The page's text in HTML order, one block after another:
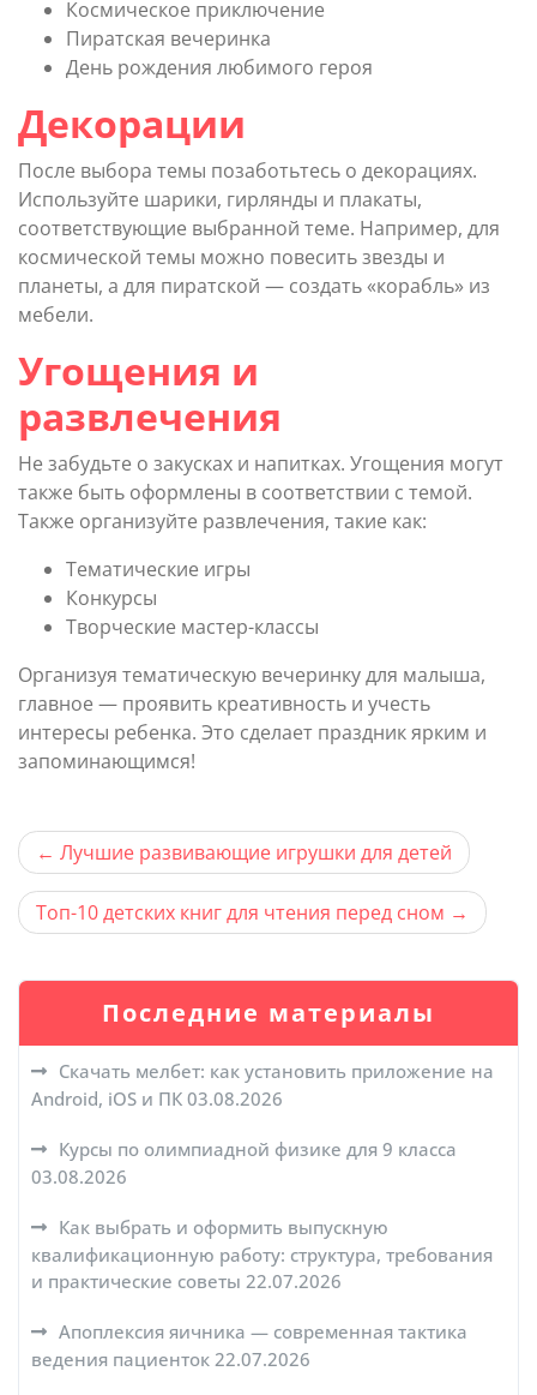
Космическое приключение
Пиратская вечеринка
День рождения любимого героя
Декорации
После выбора темы позаботьтесь о декорациях.
Используйте шарики, гирлянды и плакаты,
соответствующие выбранной теме. Например, для
космической темы можно повесить звезды и
планеты, а для пиратской — создать «корабль» из
мебели.
Угощения и
развлечения
Не забудьте о закусках и напитках. Угощения могут
также быть оформлены в соответствии с темой.
Также организуйте развлечения, такие как:
Тематические игры
Конкурсы
Творческие мастер-классы
Организуя тематическую вечеринку для малыша,
главное — проявить креативность и учесть
интересы ребенка. Это сделает праздник ярким и
запоминающимся!
Навигация
по
записям
Лучшие развивающие игрушки для детей
Топ-10 детских книг для чтения перед сном
Последние материалы
Скачать мелбет: как установить приложение на
Android, iOS и ПК 03.08.2026
Курсы по олимпиадной физике для 9 класса
03.08.2026
Как выбрать и оформить выпускную
квалификационную работу: структура, требования
и практические советы 22.07.2026
Апоплексия яичника — современная тактика
ведения пациенток 22.07.2026